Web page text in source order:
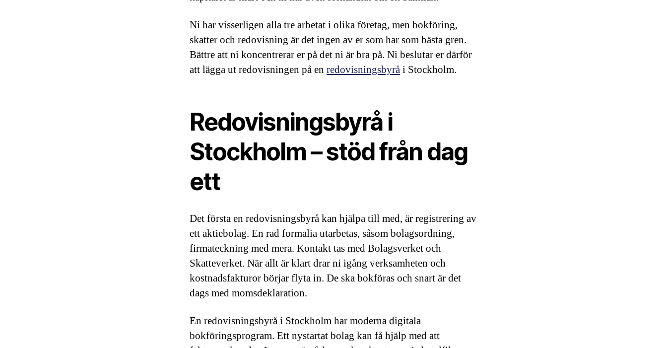
Ni har visserligen alla tre arbetat i olika företag, men bokföring,
skatter och redovisning är det ingen av er som har som bästa gren.
Bättre att ni koncentrerar er på det ni är bra på. Ni beslutar er därför
att lägga ut redovisningen på en redovisningsbyråi Stockholm.
Redovisningsbyrå i
Stockholm – stöd från dag
ett
Det första en redovisningsbyrå kan hjälpa till med, är registrering av
ett aktiebolag. En rad formalia utarbetas, såsom bolagsordning,
firmateckning med mera. Kontakt tas med Bolagsverket och
Skatteverket. När allt är klart drar ni igång verksamheten och
kostnadsfakturor börjar flyta in. De ska bokföras och snart är det
dags med momsdeklaration.
En redovisningsbyrå i Stockholm har moderna digitala
bokföringsprogram. Ett nystartat bolag kan få hjälp med att